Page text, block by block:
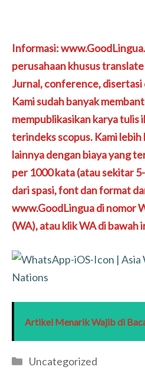
Informasi:
perusahaan khusus
Jurnal, conference,
Kami sudah banyak
mempublikasikan karya tulis
terindeks scopus. Kami lebih
lainnya dengan biaya yang
per 1000 kata (atau sekitar
dari spasi, font dan format
www.GoodLingua di nomor
(WA), atau klik WA di bawah
Artikel Menarik Wajib di
Categories
Uncategorized